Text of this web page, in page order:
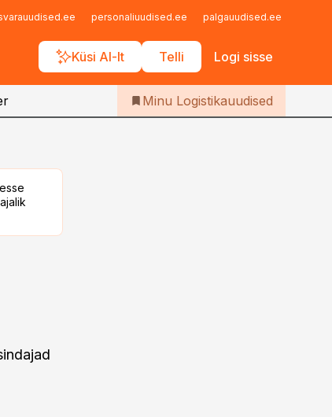
personaliuudised.ee palgauudised.ee
Küsi AI-lt Telli Logi sisse
Iseteenindus
Telli Logistikauudised
Minu Logistikauudised